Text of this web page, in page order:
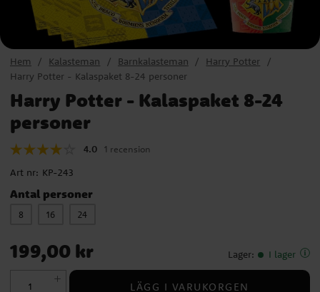
Hem Kalasteman Barnkalasteman
Harry Potter
Harry Potter - Kalaspaket 8-24 personer
Harry Potter - Kalaspaket 8-24
personer
4.0 1 recension
Art nr: KP-243
Antal personer
8 16 24
Pris:199,00 kr
199,00 kr Lager: I lager
LÄGG I VARUKORGEN